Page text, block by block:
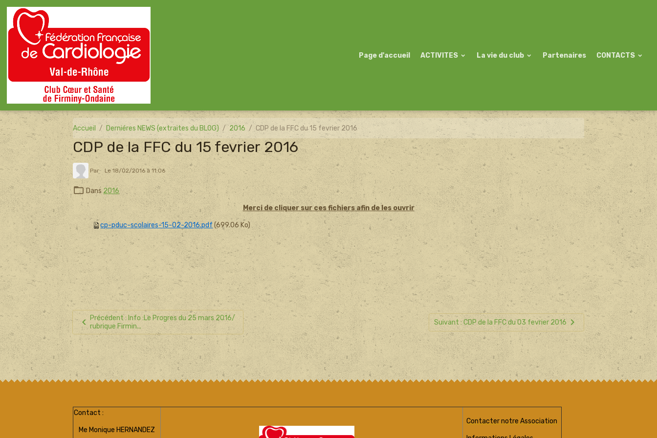
Page d'accueil ACTIVITES La vie du club Partenaires CONTACTS
Accueil Derniéres NEWS (extraites du BLOG) 2016 CDP de la FFC du 15 fevrier 2016
CDP de la FFC du 15 fevrier 2016
Par Le 18/02/2016à 11:06
Dans 2016
Merci de cliquer sur ces fichiers afin de les ouvrir
cp-pduc-scolaires-15-02-2016.pdf(699.06 Ko)
Précédent : Info :Le Progres du 25 mars 2016/
rubrique Firmin...
Suivant : CDP de la FFC du 03 fevrier 2016
Contact :
Me Monique HERNANDEZ
Contacter notre Association